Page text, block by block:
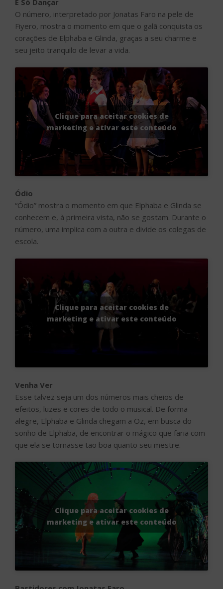
Clique para aceitar cookies de
marketing e ativar este conteúdo
Ódio
“Ódio” mostra o momento em que Elphaba e Glinda se
conhecem e, à primeira vista, não se gostam. Durante o
número, uma implica com a outra e divide os colegas de
Clique para aceitar cookies de
marketing e ativar este conteúdo
Venha Ver
Esse talvez seja um dos números mais cheios de
efeitos, luzes e cores de todo o musical. De forma
alegre, Elphaba e Glinda chegam a Oz, em busca do
sonho de Elphaba, de encontrar o mágico que faria com
que ela se tornasse tão boa quanto seu mestre.
Clique para aceitar cookies de
marketing e ativar este conteúdo
Bastidores com Jonatas Faro
O Acesso Cultural teve a oportunidade de entrar nos
bastidores de “Wicked”, e a visita foi comandada por
Jonatas Faro, nosso Fyiero, que contou os segredos
desse grande musical. Confira!